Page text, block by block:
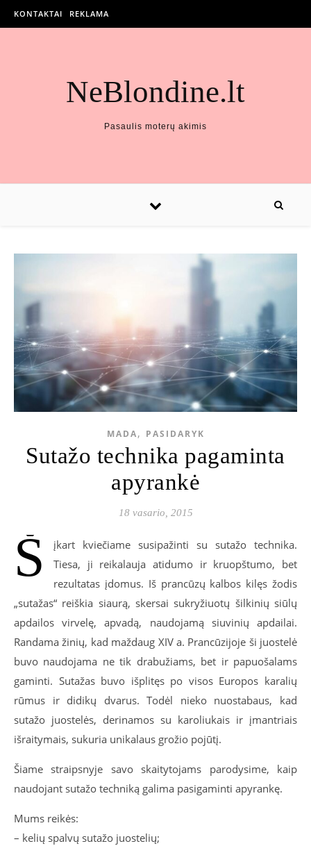
KONTAKTAI REKLAMA
NeBlondine.lt
Pasaulis moterų akimis
MADA, PASIDARYK
Sutažo technika pagaminta
apyrankė
18 vasario, 2015
Š
įkart kviečiame susipažinti su sutažo technika.
Tiesa, ji reikalauja atidumo ir kruopštumo, bet
rezultatas įdomus. Iš prancūzų kalbos kilęs žodis
„sutažas“ reiškia siaurą, skersai sukryžiuotų šilkinių siūlų
apdailos virvelę, apvadą, naudojamą siuvinių apdailai.
Randama žinių, kad maždaug XIV a. Prancūzijoje ši juostelė
buvo naudojama ne tik drabužiams, bet ir papuošalams
gaminti. Sutažas buvo išplitęs po visos Europos karalių
rūmus ir didikų dvarus. Todėl nieko nuostabaus, kad
sutažo juostelės, derinamos su karoliukais ir įmantriais
išraitymais, sukuria unikalaus grožio pojūtį.
Šiame straipsnyje savo skaitytojams parodysime, kaip
naudojant sutažo techniką galima pasigaminti apyrankę.
Mums reikės:
– kelių spalvų sutažo juostelių;